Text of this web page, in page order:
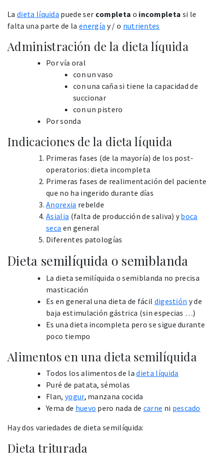
La dieta líquida puede ser completa o incompleta si le
falta una parte de laenergía y / o nutrientes
Administración de la dieta líquida
Por vía oral
con un vaso
con una caña si tiene la capacidad de
succionar
con un pistero
Por sonda
Indicaciones de la dieta líquida
Primeras fases (de la mayoría) de los post-
operatorios: dieta incompleta
Primeras fases de realimentación del paciente
que no ha ingerido durante días
Anorexia rebelde
Asialia (falta de producción de saliva) yboca
seca en general
Diferentes patologías
Dieta semilíquida o semiblanda
La dieta semilíquida o semiblanda no precisa
masticación
Es en general una dieta de fácil digestión y de
baja estimulación gástrica (sin especias …)
Es una dieta incompleta pero se sigue durante
poco tiempo
Alimentos en una dieta semilíquida
Todos los alimentos de ladieta líquida
Puré de patata, sémolas
Flan, yogur, manzana cocida
Yema de huevo pero nada de carne ni pescado
Hay dos variedades de dieta semilíquida:
Dieta triturada